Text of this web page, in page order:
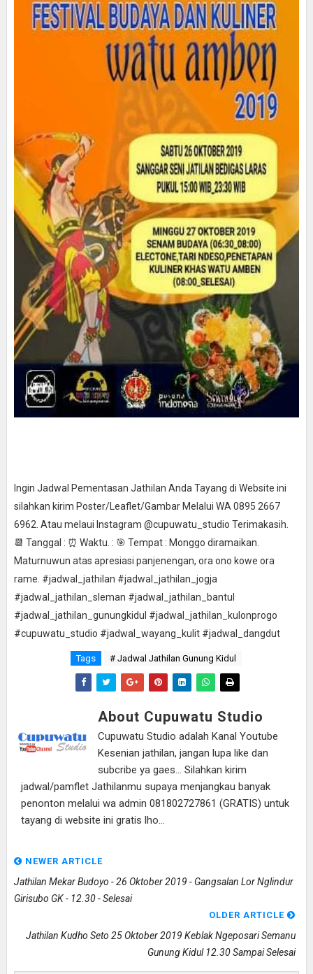
Ingin Jadwal Pementasan Jathilan Anda Tayang di Website ini
silahkan kirim Poster/Leaflet/Gambar Melalui WA 0895 2667
6962. Atau melaui Instagram @cupuwatu_studio Terimakasih.
📆 Tanggal : ⏰ Waktu. : 🎯 Tempat : Monggo diramaikan.
Maturnuwun atas apresiasi panjenengan, ora ono kowe ora
rame. #jadwal_jathilan #jadwal_jathilan_jogja
#jadwal_jathilan_sleman #jadwal_jathilan_bantul
#jadwal_jathilan_gunungkidul #jadwal_jathilan_kulonprogo
#cupuwatu_studio #jadwal_wayang_kulit #jadwal_dangdut
Tags # Jadwal Jathilan Gunung Kidul
About Cupuwatu Studio
Cupuwatu Studio adalah Kanal Youtube
Kesenian jathilan, jangan lupa like dan
subcribe ya gaes... Silahkan kirim
jadwal/pamflet Jathilanmu supaya menjangkau banyak
penonton melalui wa admin 081802727861 (GRATIS) untuk
tayang di website ini gratis lho...
NEWER ARTICLE
Jathilan Mekar Budoyo - 26 Oktober 2019 - Gangsalan Lor Nglindur
Girisubo GK - 12.30 - Selesai
OLDER ARTICLE
Jathilan Kudho Seto 25 Oktober 2019 Keblak Ngeposari Semanu
Gunung Kidul 12.30 Sampai Selesai